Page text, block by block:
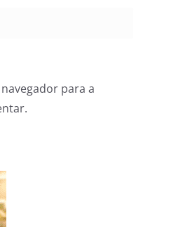
para a